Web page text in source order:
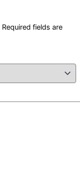
Required fields are